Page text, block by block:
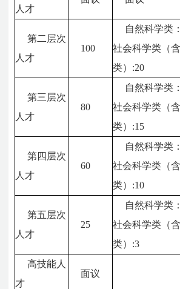
人才
第二层次
人才
100
自然科学类
社会科学类（
类） :20
第三层次
人才
80
自然科学类：
社会科学类（
类） :15
第四层次
人才
60
自然科学类：
社会科学类（
类） :10
第五层次
人才
25
自然科学类：
社会科学类（
类） :3
高技能人
才
面议